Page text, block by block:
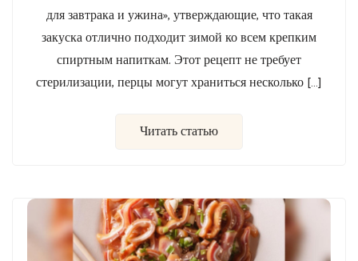
для завтрака и ужина», утверждающие, что такая
закуска отлично подходит зимой ко всем крепким
спиртным напиткам. Этот рецепт не требует
стерилизации, перцы могут храниться несколько […]
Читать статью